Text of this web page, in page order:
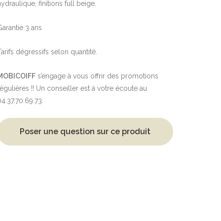
finitions full beige.
3 ans
dégressifs selon quantité.
s’engage à vous offrir des promotions
!! Un conseiller est à votre écoute au
Poser une question sur ce produit